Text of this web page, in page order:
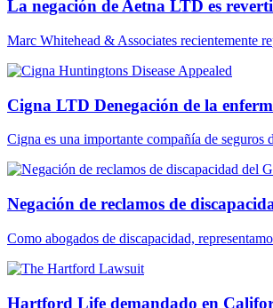
La negación de Aetna LTD es
Marc Whitehead & Associates recientemente
Cigna LTD Denegación de la
Cigna es una importante compañía de
Negación de reclamos de
Como abogados de discapacidad,
Hartford Life demandado en